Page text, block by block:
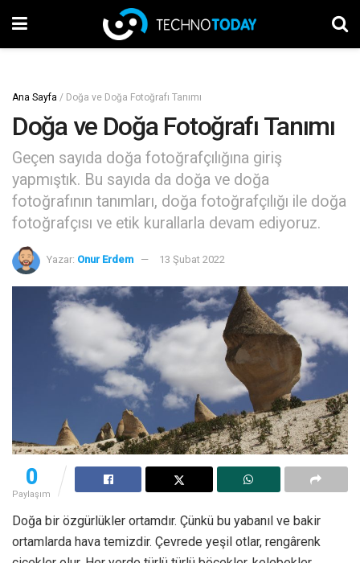
Ana Sayfa / Doğa ve Doğa Fotoğrafı Tanımı
Doğa ve Doğa Fotoğrafı Tanımı
Geçen sayıda doğa fotoğrafçılığına giriş
yapmıştık. Bu sayıda da doğa ve doğa
fotoğrafının tanımları, doğa fotoğrafçılığı ile doğa
fotoğrafçısı ve etik kurallarla devam ediyoruz.
Yazar: Onur Erdem 13 Şubat 2022
0
Paylaşım
Doğa bir özgürlükler ortamdır. Çünkü bu yabanıl ve bakir
ortamlarda hava temizdir. Çevrede yeşil otlar, rengârenk